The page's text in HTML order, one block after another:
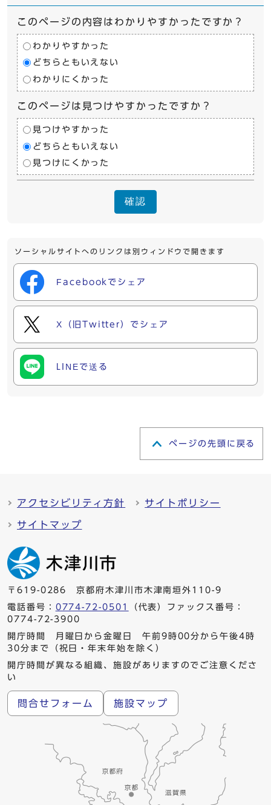
このページの内容はわかりやすかったですか？
わかりやすかった
どちらともいえない
わかりにくかった
このページは見つけやすかったですか？
見つけやすかった
どちらともいえない
見つけにくかった
確認
ソーシャルサイトへのリンクは別ウィンドウで開きます
Facebookでシェア
X（旧Twitter）でシェア
LINEで送る
ページの先頭に戻る
アクセシビリティ方針 サイトポリシー
サイトマップ
〒619-0286 京都府木津川市木津南垣外110-9
電話番号： 0774-72-0501
（代表）ファックス番号：
0774-72-3900
開庁時間 月曜日から金曜日 午前9時00分から午後4時
30分まで（祝日・年末年始を除く）
開庁時間が異なる組織、施設がありますのでご注意くださ
い
問合せフォーム 施設マップ